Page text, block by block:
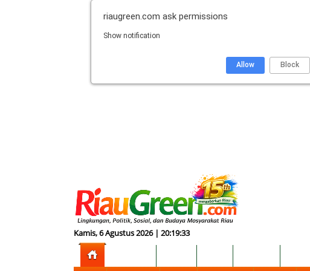
Kamis, 6 Agustus 2026 | 20:19:34
riaugreen.com ask permissions
Show notification
Block
Allow